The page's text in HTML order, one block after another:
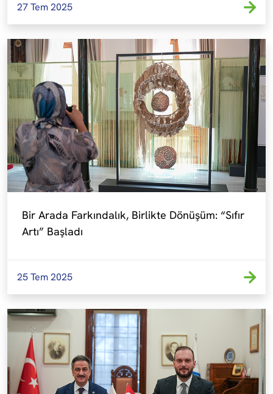
27 Tem 2025
Bir Arada Farkındalık, Birlikte Dönüşüm: “Sıfır
Artı” Başladı
25 Tem 2025